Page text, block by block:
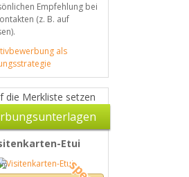
Empfehlung bei
(z. B. auf
als
die Merkliste setzen
Etui